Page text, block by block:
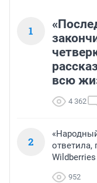
1
всю
4 362
2
ответила,
Wildberries
952